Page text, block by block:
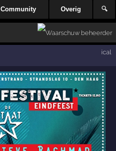
Community Overig 🔍
ical